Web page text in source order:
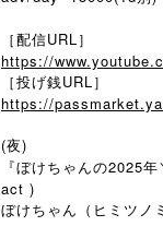
［配信URL］
https://
［投げ銭URL］
https://
(夜)
『ぼけちゃんの2025
act )
ぼけちゃん（ヒミツノ